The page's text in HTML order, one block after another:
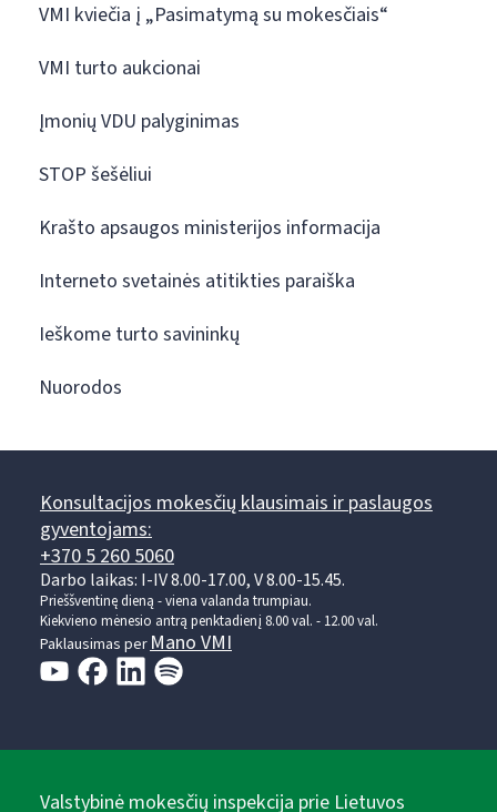
VMI kviečia į „Pasimatymą su mokesčiais“
VMI turto aukcionai
Įmonių VDU palyginimas
STOP šešėliui
Krašto apsaugos ministerijos informacija
Interneto svetainės atitikties paraiška
Ieškome turto savininkų
Nuorodos
Konsultacijos mokesčių klausimais ir paslaugos
gyventojams:
+370 5 260 5060
Darbo laikas: I-IV 8.00-17.00, V 8.00-15.45.
Prieššventinę dieną - viena valanda trumpiau.
Kiekvieno mėnesio antrą penktadienį 8.00 val. - 12.00 val.
Paklausimas perMano VMI
Valstybinė mokesčių inspekcija prie Lietuvos